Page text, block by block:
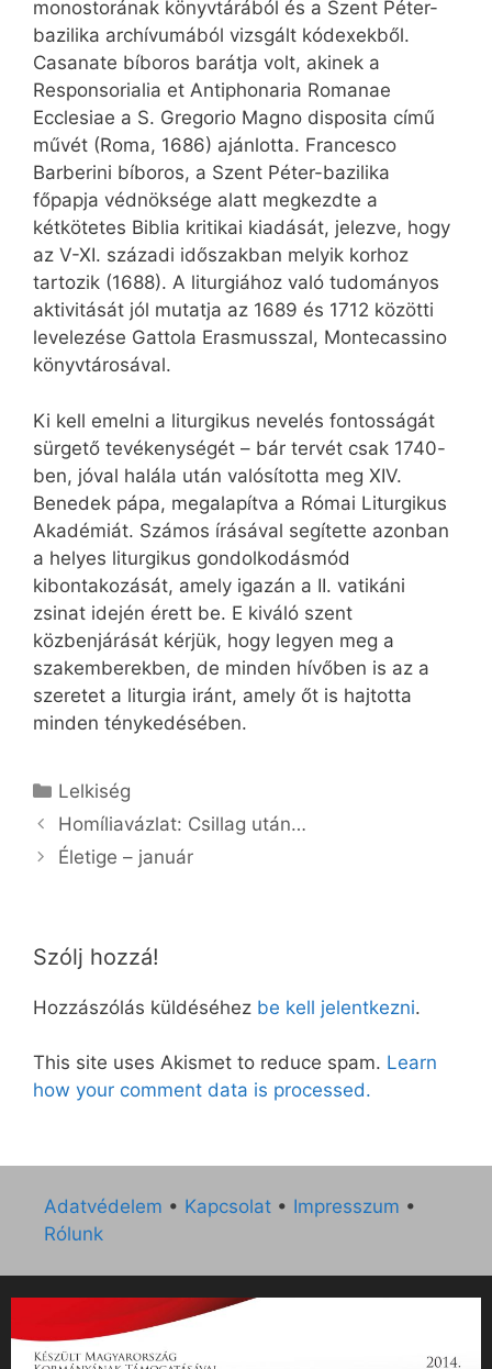
monostorának könyvtárából és a Szent Péter-
bazilika archívumából vizsgált kódexekből.
Casanate bíboros barátja volt, akinek a
Responsorialia et Antiphonaria Romanae
Ecclesiae a S. Gregorio Magno disposita című
művét (Roma, 1686) ajánlotta. Francesco
Barberini bíboros, a Szent Péter-bazilika
főpapja védnöksége alatt megkezdte a
kétkötetes Biblia kritikai kiadását, jelezve, hogy
az V-XI. századi időszakban melyik korhoz
tartozik (1688). A liturgiához való tudományos
aktivitását jól mutatja az 1689 és 1712 közötti
levelezése Gattola Erasmusszal, Montecassino
könyvtárosával.
Ki kell emelni a liturgikus nevelés fontosságát
sürgető tevékenységét – bár tervét csak 1740-
ben, jóval halála után valósította meg XIV.
Benedek pápa, megalapítva a Római Liturgikus
Akadémiát. Számos írásával segítette azonban
a helyes liturgikus gondolkodásmód
kibontakozását, amely igazán a II. vatikáni
zsinat idején érett be. E kiváló szent
közbenjárását kérjük, hogy legyen meg a
szakemberekben, de minden hívőben is az a
szeretet a liturgia iránt, amely őt is hajtotta
minden ténykedésében.
Kategória
Lelkiség
Homíliavázlat: Csillag után…
Életige – január
Szólj hozzá!
Hozzászólás küldéséhez be kell jelentkezni.
This site uses Akismet to reduce spam. Learn
how your comment data is processed.
Adatvédelem • Kapcsolat • Impresszum •
Rólunk